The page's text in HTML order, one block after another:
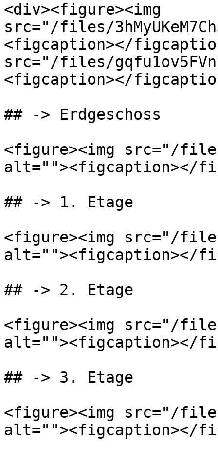
<div><figure><img
src="/files/
<figcaption></
src="/files/
<figcaption></
## -> Erdgeschoss
<figure><img src="/
alt=""><figcaption></
## -> 1. Etage
<figure><img src="/files/
alt=""><figcaption></
## -> 2. Etage
<figure><img src="/files/
alt=""><figcaption></
## -> 3. Etage
<figure><img src="/files/